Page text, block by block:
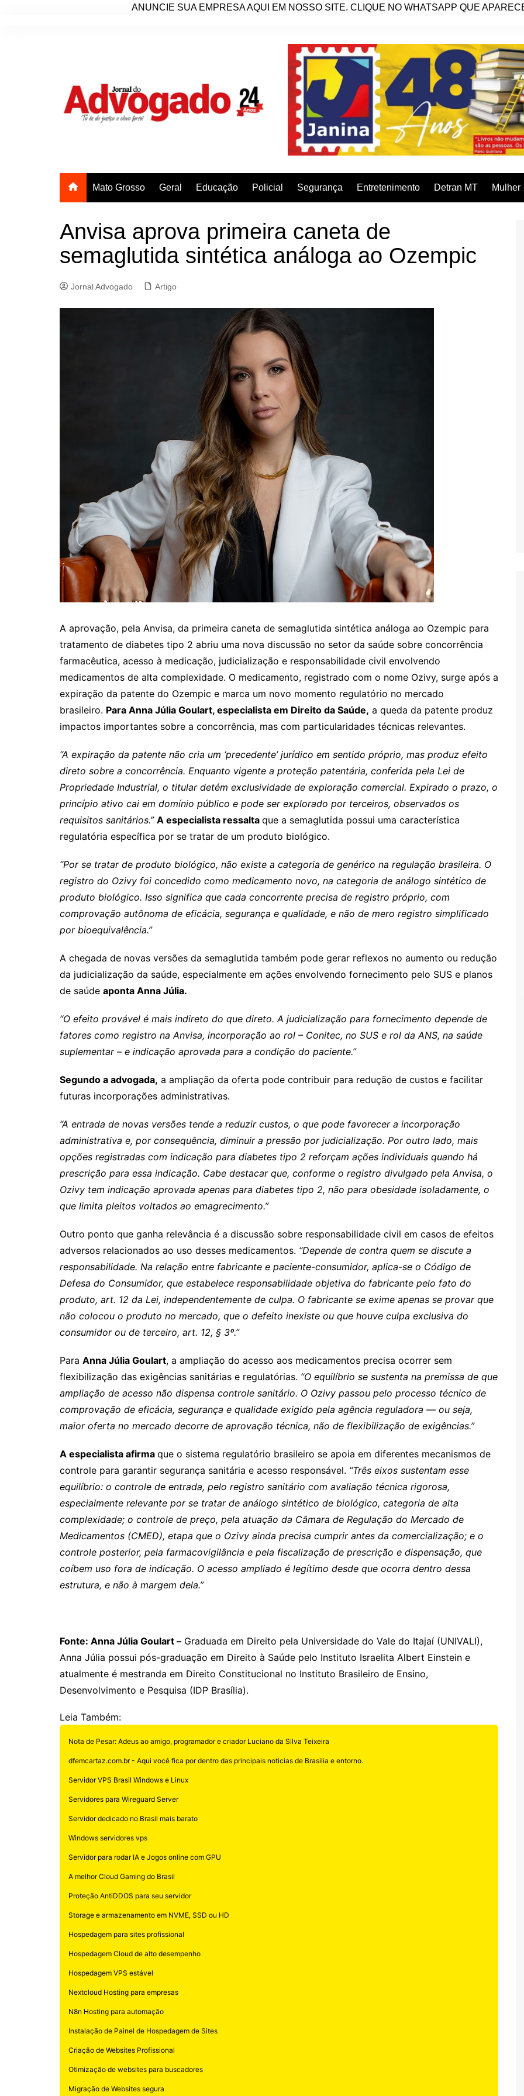
ANUNCIE SUA EMPRESA AQUI EM NOSSO SITE. CLIQUE NO WHATSAPP QUE
Mato Grosso Geral Educação Policial Segurança Entretenimento Detran MT Mulher
Anvisa aprova primeira caneta de
semaglutida sintética análoga ao Ozempic
Jornal Advogado Artigo
A aprovação, pela Anvisa, da primeira caneta de semaglutida sintética análoga ao Ozempic para
tratamento de diabetes tipo 2 abriu uma nova discussão no setor da saúde sobre concorrência
farmacêutica, acesso à medicação, judicialização e responsabilidade civil envolvendo
medicamentos de alta complexidade. O medicamento, registrado com o nome Ozivy, surge após a
expiração da patente do Ozempic e marca um novo momento regulatório no mercado
brasileiro. Para Anna Júlia Goulart, especialista em Direito da Saúde, a queda da patente produz
impactos importantes sobre a concorrência, mas com particularidades técnicas relevantes.
“A expiração da patente não cria um ‘precedente’ jurídico em sentido próprio, mas produz efeito
direto sobre a concorrência. Enquanto vigente a proteção patentária, conferida pela Lei de
Propriedade Industrial, o titular detém exclusividade de exploração comercial. Expirado o prazo, o
princípio ativo cai em domínio público e pode ser explorado por terceiros, observados os
requisitos sanitários.” A especialista ressalta que a semaglutida possui uma característica
regulatória específica por se tratar de um produto biológico.
“Por se tratar de produto biológico, não existe a categoria de genérico na regulação brasileira. O
registro do Ozivy foi concedido como medicamento novo, na categoria de análogo sintético de
produto biológico. Isso significa que cada concorrente precisa de registro próprio, com
comprovação autônoma de eficácia, segurança e qualidade, e não de mero registro simplificado
por bioequivalência.”
A chegada de novas versões da semaglutida também pode gerar reflexos no aumento ou redução
da judicialização da saúde, especialmente em ações envolvendo fornecimento pelo SUS e planos
de saúde aponta Anna Júlia.
“O efeito provável é mais indireto do que direto. A judicialização para fornecimento depende de
fatores como registro na Anvisa, incorporação ao rol – Conitec, no SUS e rol da ANS, na saúde
suplementar – e indicação aprovada para a condição do paciente.”
Segundo a advogada, a ampliação da oferta pode contribuir para redução de custos e facilitar
futuras incorporações administrativas.
“A entrada de novas versões tende a reduzir custos, o que pode favorecer a incorporação
administrativa e, por consequência, diminuir a pressão por judicialização. Por outro lado, mais
opções registradas com indicação para diabetes tipo 2 reforçam ações individuais quando há
prescrição para essa indicação. Cabe destacar que, conforme o registro divulgado pela Anvisa, o
Ozivy tem indicação aprovada apenas para diabetes tipo 2, não para obesidade isoladamente, o
que limita pleitos voltados ao emagrecimento.”
Outro ponto que ganha relevância é a discussão sobre responsabilidade civil em casos de efeitos
adversos relacionados ao uso desses medicamentos. “Depende de contra quem se discute a
responsabilidade. Na relação entre fabricante e paciente-consumidor, aplica-se o Código de
Defesa do Consumidor, que estabelece responsabilidade objetiva do fabricante pelo fato do
produto, art. 12 da Lei, independentemente de culpa. O fabricante se exime apenas se provar que
não colocou o produto no mercado, que o defeito inexiste ou que houve culpa exclusiva do
consumidor ou de terceiro, art. 12, § 3º.”
Para Anna Júlia Goulart, a ampliação do acesso aos medicamentos precisa ocorrer sem
flexibilização das exigências sanitárias e regulatórias. “O equilíbrio se sustenta na premissa de que
ampliação de acesso não dispensa controle sanitário. O Ozivy passou pelo processo técnico de
comprovação de eficácia, segurança e qualidade exigido pela agência reguladora — ou seja,
maior oferta no mercado decorre de aprovação técnica, não de flexibilização de exigências.”
A especialista afirma que o sistema regulatório brasileiro se apoia em diferentes mecanismos de
controle para garantir segurança sanitária e acesso responsável. “Três eixos sustentam esse
equilíbrio: o controle de entrada, pelo registro sanitário com avaliação técnica rigorosa,
especialmente relevante por se tratar de análogo sintético de biológico, categoria de alta
complexidade; o controle de preço, pela atuação da Câmara de Regulação do Mercado de
Medicamentos (CMED), etapa que o Ozivy ainda precisa cumprir antes da comercialização; e o
controle posterior, pela farmacovigilância e pela fiscalização de prescrição e dispensação, que
coíbem uso fora de indicação. O acesso ampliado é legítimo desde que ocorra dentro dessa
estrutura, e não à margem dela.”
Fonte: Anna Júlia Goulart – Graduada em Direito pela Universidade do Vale do Itajaí (UNIVALI),
Anna Júlia possui pós-graduação em Direito à Saúde pelo Instituto Israelita Albert Einstein e
atualmente é mestranda em Direito Constitucional no Instituto Brasileiro de Ensino,
Desenvolvimento e Pesquisa (IDP Brasília).
Leia Também:
Nota de Pesar: Adeus ao amigo, programador e criador Luciano da Silva Teixeira
dfemcartaz.com.br - Aqui você fica por dentro das principais noticias de Brasilia e entorno.
Servidor VPS Brasil Windows e Linux
Servidores para Wireguard Server
Servidor dedicado no Brasil mais barato
Windows servidores vps
Servidor para rodar IA e Jogos online com GPU
A melhor Cloud Gaming do Brasil
Proteção AntiDDOS para seu servidor
Storage e armazenamento em NVME, SSD ou HD
Hospedagem para sites profissional
Hospedagem Cloud de alto desempenho
Hospedagem VPS estável
Nextcloud Hosting para empresas
N8n Hosting para automação
Instalação de Painel de Hospedagem de Sites
Criação de Websites Profissional
Otimização de websites para buscadores
Migração de Websites segura